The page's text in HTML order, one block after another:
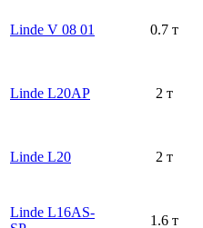
Linde V 08 01 0.7 т
Linde L20AP 2 т
Linde L20 2 т
Linde L16AS-
1.6 т